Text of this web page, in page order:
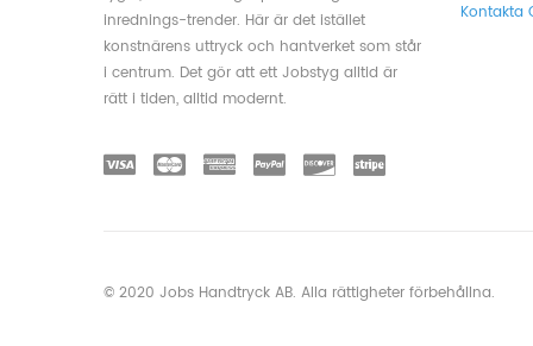
inrednings-trender. Här är det istället
konstnärens uttryck och hantverket som står
i centrum. Det gör att ett Jobstyg alltid är
rätt i tiden, alltid modernt.
Kontakta
© 2020 Jobs Handtryck AB. Alla rättigheter förbehållna.